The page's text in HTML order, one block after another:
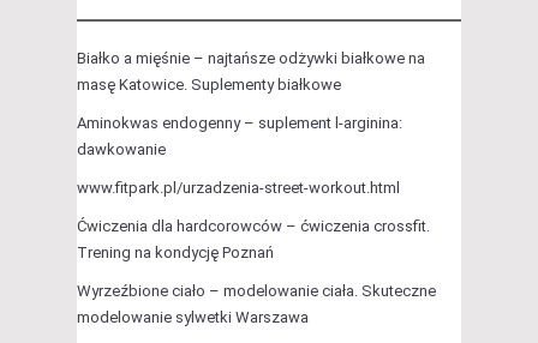
Białko a mięśnie – najtańsze odżywki białkowe na
masę Katowice. Suplementy białkowe
Aminokwas endogenny – suplement l-arginina:
dawkowanie
www.fitpark.pl/urzadzenia-street-workout.html
Ćwiczenia dla hardcorowców – ćwiczenia crossfit.
Trening na kondycję Poznań
Wyrzeźbione ciało – modelowanie ciała. Skuteczne
modelowanie sylwetki Warszawa